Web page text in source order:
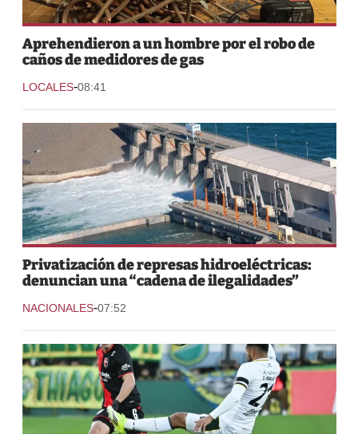
Aprehendieron a un hombre por el robo de
caños de medidores de gas
LOCALES-08:41
Privatización de represas hidroeléctricas:
denuncian una “cadena de ilegalidades”
NACIONALES-07:52